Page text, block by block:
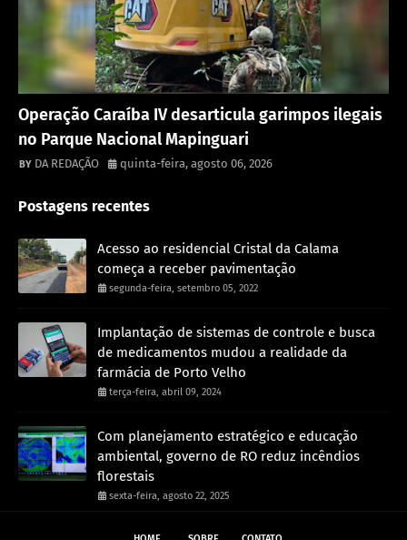
Operação Caraíba IV desarticula garimpos ilegais
no Parque Nacional Mapinguari
DA REDAÇÃO quinta-feira, agosto 06, 2026
Postagens recentes
Acesso ao residencial Cristal da Calama
começa a receber pavimentação
segunda-feira, setembro 05, 2022
Implantação de sistemas de controle e busca
de medicamentos mudou a realidade da
farmácia de Porto Velho
terça-feira, abril 09, 2024
Com planejamento estratégico e educação
ambiental, governo de RO reduz incêndios
florestais
sexta-feira, agosto 22, 2025